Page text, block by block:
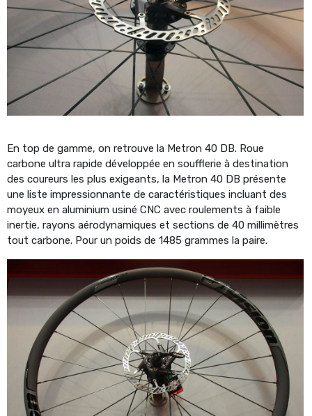
En top de gamme, on retrouve la Metron 40 DB. Roue
carbone ultra rapide développée en soufflerie à destination
des coureurs les plus exigeants, la Metron 40 DB présente
une liste impressionnante de caractéristiques incluant des
moyeux en aluminium usiné CNC avec roulements à faible
inertie, rayons aérodynamiques et sections de 40 millimètres
tout carbone. Pour un poids de 1485 grammes la paire.